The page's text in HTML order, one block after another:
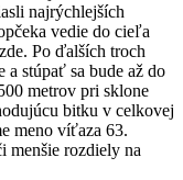
najrýchlejších
vedie do cieľa
Po ďalších troch
a stúpať sa bude až do
metrov pri sklone
bitku v celkovej
meno víťaza 63.
rozdiely na